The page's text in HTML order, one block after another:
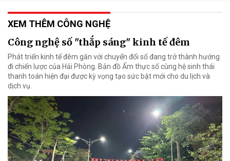
XEM THÊM CÔNG NGHỆ
Công nghệ số "thắp sáng" kinh tế đêm
Phát triển kinh tế đêm gắn với chuyển đổi số đang trở thành hướng
đi chiến lược của Hải Phòng. Bản đồ Ẩm thực số cùng hệ sinh thái
thanh toán hiện đại được kỳ vọng tạo sức bật mới cho du lịch và
dịch vụ.